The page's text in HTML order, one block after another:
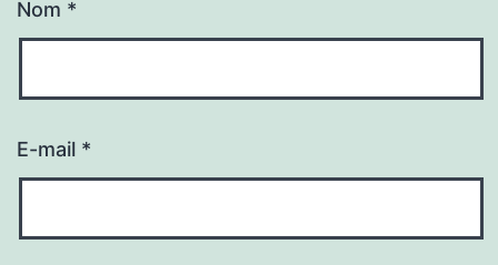
Nom *
E-mail *